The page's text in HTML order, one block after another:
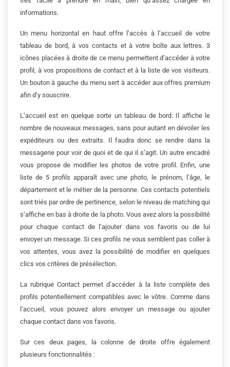
informations.
Un menu horizontal en haut offre l’accès à l’accueil de votre
tableau de bord, à vos contacts et à votre boîte aux lettres. 3
icônes placées à droite de ce menu permettent d’accéder à votre
profil, à vos propositions de contact et à la liste de vos visiteurs.
Un bouton à gauche du menu sert à accéder aux offres premium
afin d’y souscrire.
L’accueil est en quelque sorte un tableau de bord. Il affiche le
nombre de nouveaux messages, sans pour autant en dévoiler les
expéditeurs ou des extraits. Il faudra donc se rendre dans la
messagerie pour voir de quoi et de qui il s’agit. Un autre encadré
vous propose de modifier les photos de votre profil. Enfin, une
liste de 5 profils apparaît avec une photo, le prénom, l’âge, le
département et le métier de la personne. Ces contacts potentiels
sont triés par ordre de pertinence, selon le niveau de matching qui
s’affiche en bas à droite de la photo. Vous avez alors la possibilité
pour chaque contact de l’ajouter dans vos favoris ou de lui
envoyer un message. Si ces profils ne vous semblent pas coller à
vos attentes, vous avez la possibilité de modifier en quelques
clics vos critères de présélection.
La rubrique Contact permet d’accéder à la liste complète des
profils potentiellement compatibles avec le vôtre. Comme dans
l’accueil, vous pouvez alors envoyer un message ou ajouter
chaque contact dans vos favoris.
Sur ces deux pages, la colonne de droite offre également
plusieurs fonctionnalités :